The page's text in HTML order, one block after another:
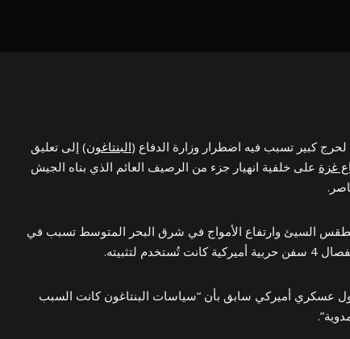
لحرج كبير تسبب فيه اضطرار وزارة الدفاع (البنتاغون) إلى تعليق
غزة على خلفية انهيار جزء من الرصيف العائم الذي بناه الجيش
السيئ وارتفاع الأمواج في شرق البحر المتوسط تسبب في
لتثبيته.
عسكري أميركي سابق بأن “سياسات البنتاغون كانت السبب